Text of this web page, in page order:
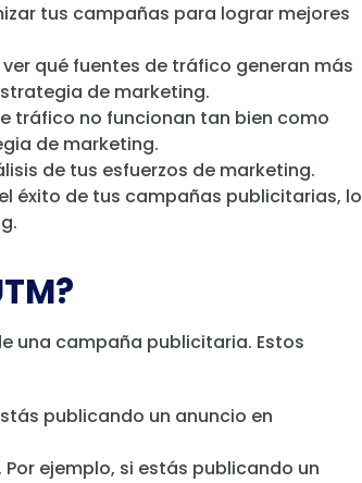
tus campañas para lograr mejores
qué fuentes de tráfico generan más
de marketing.
tráfico no funcionan tan bien como
de marketing.
de tus esfuerzos de marketing.
éxito de tus campañas publicitarias, lo
una campaña publicitaria. Estos
publicando un anuncio en
ejemplo, si estás publicando un